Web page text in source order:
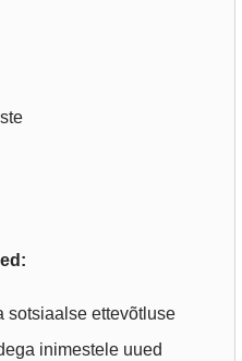
Ühing
sotsiaalse ettevõtluse
inimestele uued